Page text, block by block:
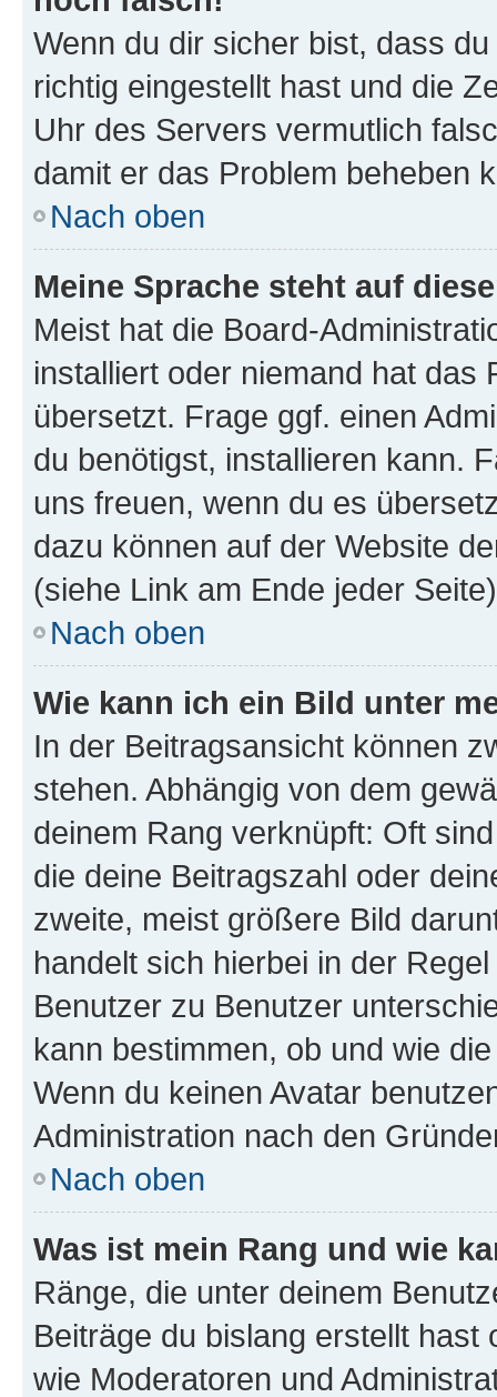
Wenn du dir sicher bist, dass
richtig eingestellt hast und die
Uhr des Servers vermutlich
damit er das Problem beheben
Nach oben
Meine Sprache steht auf
Meist hat die Board-
installiert oder niemand hat das
übersetzt. Frage ggf. einen
du benötigst, installieren kann.
uns freuen, wenn du es
dazu können auf der Website
(siehe Link am Ende jeder
Nach oben
Wie kann ich ein Bild unter
In der Beitragsansicht können
stehen. Abhängig von dem
deinem Rang verknüpft: Oft
die deine Beitragszahl oder
zweite, meist größere Bild
handelt sich hierbei in der
Benutzer zu Benutzer
kann bestimmen, ob und wie
Wenn du keinen Avatar
Administration nach den
Nach oben
Was ist mein Rang und wie
Ränge, die unter deinem
Beiträge du bislang erstellt
wie Moderatoren und